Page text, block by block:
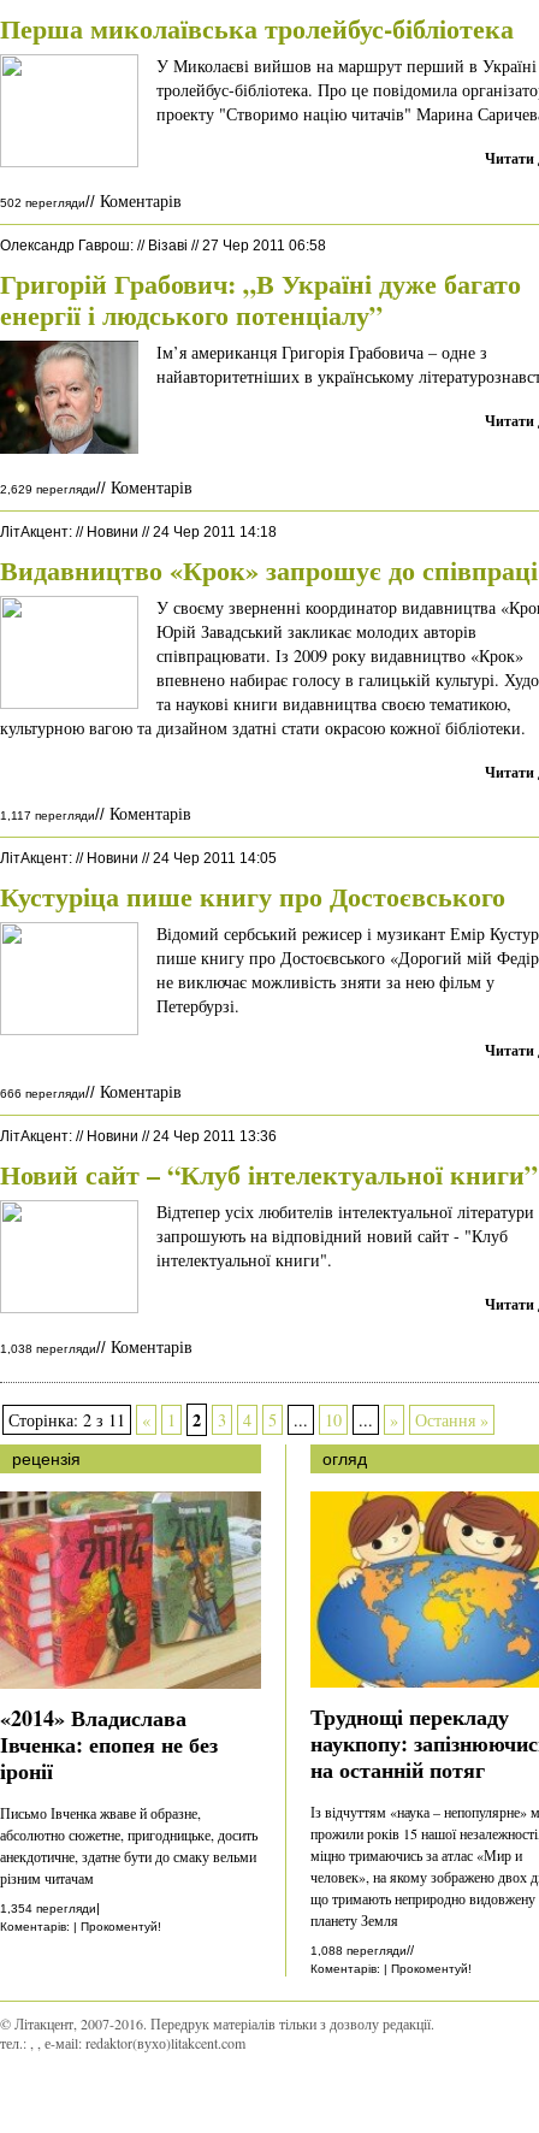
Перша миколаївська тролейбус-бібліотека
У Миколаєві вийшов на маршрут перший в Україні
тролейбус-бібліотека. Про це повідомила
проекту "Створимо націю читачів" Марина
Читати
502 перегляди// Коментарів
Олександр Гаврош: // Візаві //27 Чер 2011 06:58
Григорій Грабович: „В Україні дуже багато
енергії і людського потенціалу”
Ім’я американця Григорія Грабовича – одне з
найавторитетніших в українському
Читати
2,629 перегляди// Коментарів
ЛітАкцент: // Новини //24 Чер 2011 14:18
Видавництво «Крок» запрошує до співпраці
У своєму зверненні координатор видавництва
Юрій Завадський закликає молодих авторів
співпрацювати. Із 2009 року видавництво «Крок»
впевнено набирає голосу в галицькій культурі.
та наукові книги видавництва своєю тематикою,
культурною вагою та дизайном здатні стати окрасою кожної бібліотеки.
Читати
1,117 перегляди// Коментарів
ЛітАкцент: // Новини //24 Чер 2011 14:05
Кустуріца пише книгу про Достоєвського
Відомий сербський режисер і музикант Емір
пише книгу про Достоєвського «Дорогий мій
не виключає можливість зняти за нею фільм у
Петербурзі.
Читати
666 перегляди// Коментарів
ЛітАкцент: // Новини //24 Чер 2011 13:36
Новий сайт – “Клуб інтелектуальної книги”
Відтепер усіх любителів інтелектуальної літератури
запрошують на відповідний новий сайт - "Клуб
інтелектуальної книги".
Читати
1,038 перегляди// Коментарів
Сторінка: 2 з 11 « 1 2 3 4 5 ... 10 ... » Остання »
рецензія
«2014» Владислава
Івченка: епопея не без
іронії
Письмо Івченка жваве й образне,
абсолютно сюжетне, пригодницьке, досить
анекдотичне, здатне бути до смаку вельми
різним читачам
1,354 перегляди|
Коментарів: | Прокоментуй!
огляд
Труднощі перекладу
наукпопу:
на останній потяг
Із відчуттям «наука – непопулярне»
прожили років 15 нашої
міцно тримаючись за атлас «Мир и
человек», на якому зображено двох
що тримають неприродно видовжену
планету Земля
1,088 перегляди//
Коментарів: | Прокоментуй!
© Літакцент, 2007-2016. Передрук матеріалів тільки з дозволу редакції.
тел.:
, е-маіl:redaktor(вухо)litakcent.com